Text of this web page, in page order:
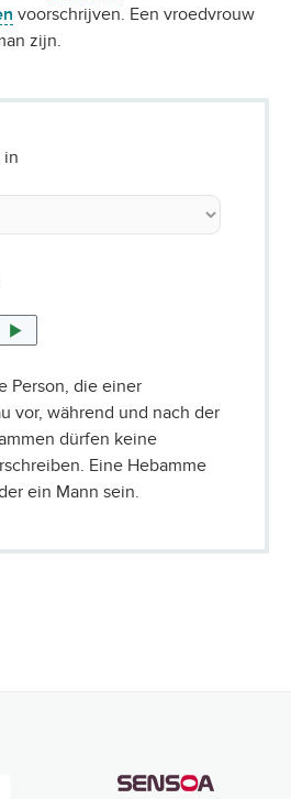
voorschrijven. Een vroedvrouw
zijn.
in
Person, die einer
vor, während und nach der
dürfen keine
Eine Hebamme
ein Mann sein.